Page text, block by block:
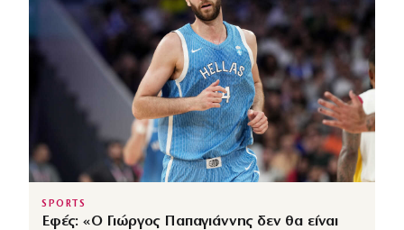
SPORTS
Εφές: «Ο Γιώργος Παπαγιάννης δεν θα είναι